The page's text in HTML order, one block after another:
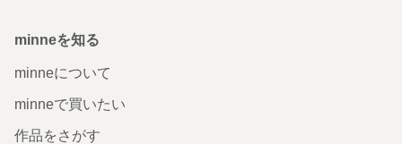
minneを知る
minneについて
minneで買いたい
作品をさがす